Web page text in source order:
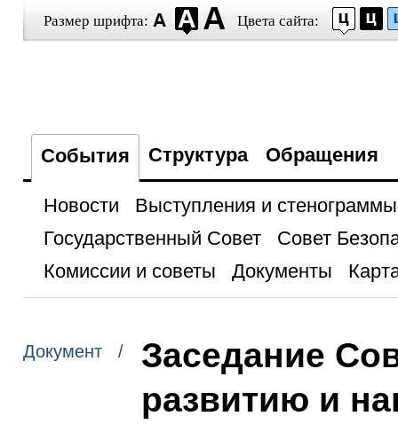
Размер шрифта: Цвета сайта:
События Структура Обращения
Новости
Выступления и стенограммы
Государственный Совет
Совет
Комиссии и советы
Документы
Документ /
Заседание
развитию и